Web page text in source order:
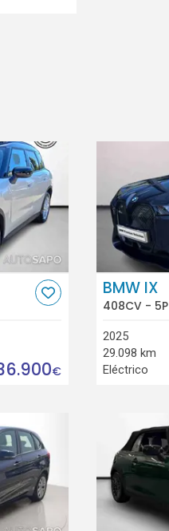
€
BMW IX
408CV - 5P
2025
29.098 km
Eléctrico